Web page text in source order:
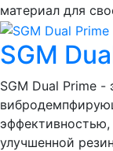
материал для
SGM
SGM Dual Prime
улучшенной